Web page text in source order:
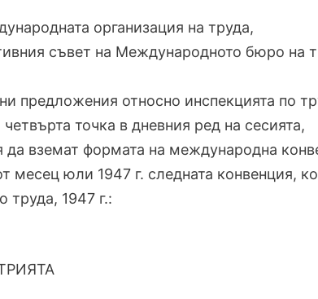
организация на труда,
съвет на Международното бюро на
предложения относно инспекцията по
точка в дневния ред на сесията,
вземат формата на международна
месец юли 1947 г. следната конвенция,
труда, 1947 г.: